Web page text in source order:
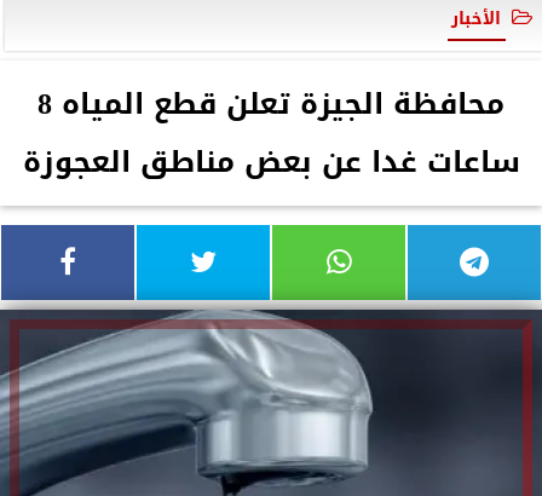
الأخبار
محافظة الجيزة تعلن قطع المياه 8
ساعات غدا عن بعض مناطق العجوزة